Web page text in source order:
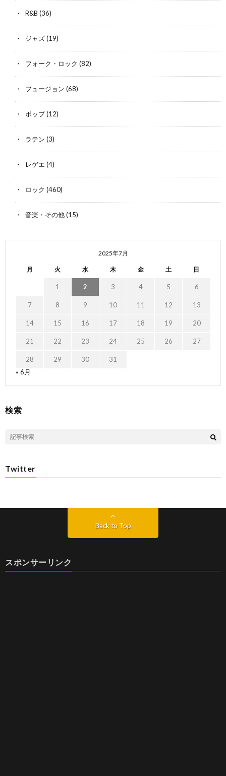
R&B (36)
ジャズ(19)
フォーク・ロック (82)
フュージョン (68)
ポップ(12)
ラテン (3)
レゲエ (4)
ロック (460)
音楽・その他(15)
2025年7月
月 火 水 木 金 土 日
1 2 3 4 5 6
7 8 9 10 11 12 13
14 15 16 17 18 19 20
21 22 23 24 25 26 27
28 29 30
31
« 6月
検索
Twitter
Back to Top
スポンサーリンク